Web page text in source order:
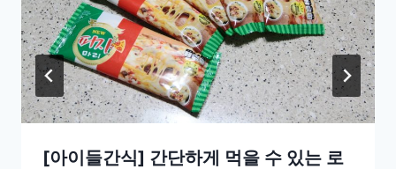
[아이들간식] 간단하게 먹을 수 있는 로